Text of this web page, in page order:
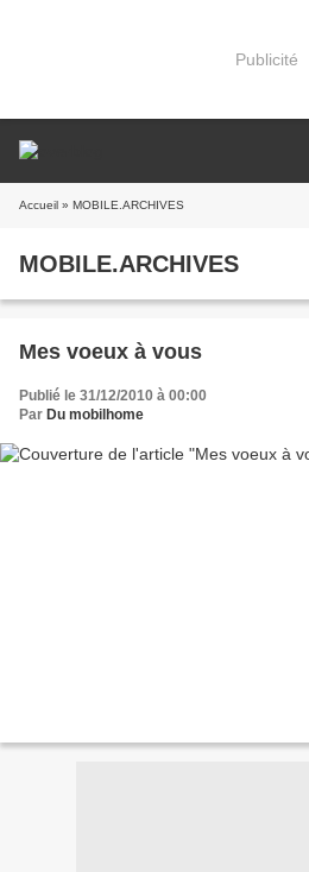
Publicité
Accueil » MOBILE.ARCHIVES
MOBILE.ARCHIVES
Mes voeux à vous
Publié le 31/12/2010 à 00:00
Par Du mobilhome